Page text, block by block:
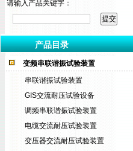
请输入产品关键字：
产品目录
变频串联谐振试验装置
串联谐振试验装置
GIS交流耐压试验设备
调频串联谐振试验装置
电缆交流耐压试验装置
变压器交流耐压试验装置